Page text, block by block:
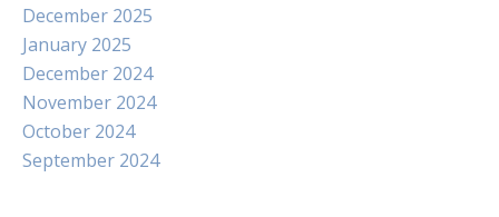
December 2025
January 2025
December 2024
November 2024
October 2024
September 2024